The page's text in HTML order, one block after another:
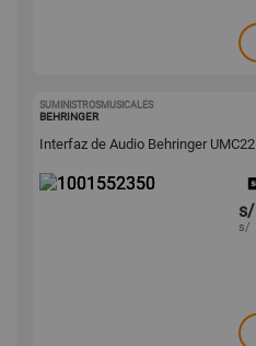
SUMINISTROSMUSICALES
BEHRINGER
Interfaz de Audio Behringer UMC22
s/
s/